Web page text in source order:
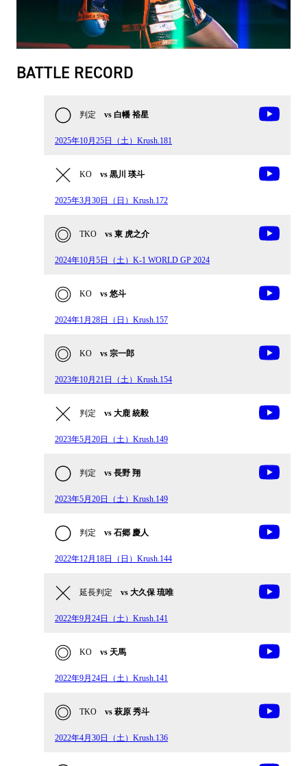
BATTLE RECORD
判定 vs 白幡 裕星
2025年10月25日（土）Krush.181
KO vs 黒川 瑛斗
2025年3月30日（日）Krush.172
TKO vs 東 虎之介
2024年10月5日（土）K-1 WORLD GP 2024
KO vs 悠斗
2024年1月28日（日）Krush.157
KO vs 宗一郎
2023年10月21日（土）Krush.154
判定 vs 大鹿 統毅
2023年5月20日（土）Krush.149
判定 vs 長野 翔
2023年5月20日（土）Krush.149
判定 vs 石郷 慶人
2022年12月18日（日）Krush.144
延長判定 vs 大久保 琉唯
2022年9月24日（土）Krush.141
KO vs 天馬
2022年9月24日（土）Krush.141
TKO vs 萩原 秀斗
2022年4月30日（土）Krush.136